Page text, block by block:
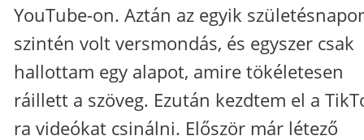
YouTube-on. Aztán az egyik
szintén volt versmondás, és egyszer csak
hallottam egy alapot, amire tökéletesen
ráillett a szöveg. Ezután kezdtem el a
ra videókat csinálni. Először már létező